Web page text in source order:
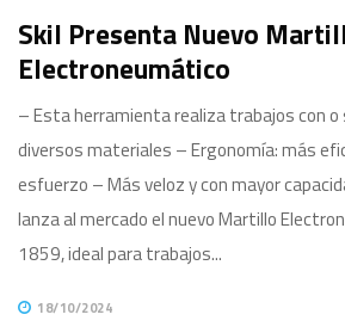
Skil Presenta Nuevo
Electroneumático
– Esta herramienta realiza trabajos con o
diversos materiales – Ergonomía: más
esfuerzo – Más veloz y con mayor
lanza al mercado el nuevo Martillo
1859, ideal para trabajos...
18/10/2024